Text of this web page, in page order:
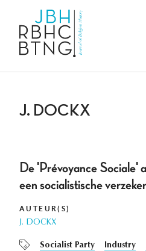
J. DOCKX
De 'Prévoyance Sociale'
een socialistische
AUTEUR(S)
J. DOCKX
Socialist Party Industry